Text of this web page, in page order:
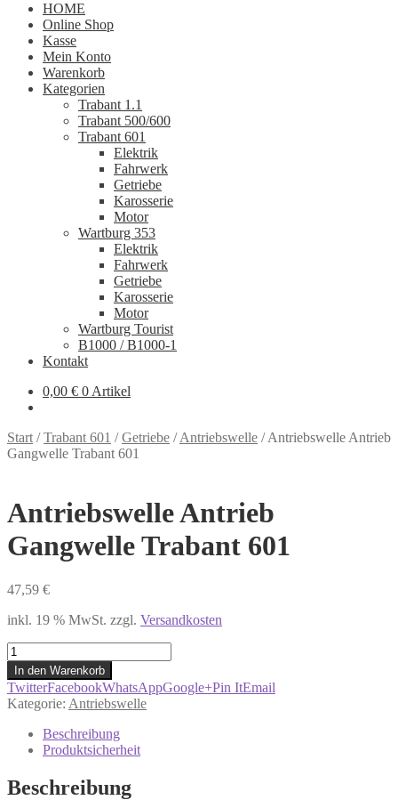
HOME
Online Shop
Kasse
Mein Konto
Warenkorb
Kategorien
Trabant 1.1
Trabant 500/600
Trabant 601
Elektrik
Fahrwerk
Getriebe
Karosserie
Motor
Wartburg 353
Elektrik
Fahrwerk
Getriebe
Karosserie
Motor
Wartburg Tourist
B1000 / B1000-1
Kontakt
0,00 € 0 Artikel
Start /Trabant 601 /Getriebe /Antriebswelle /Antriebswelle Antrieb
Gangwelle Trabant 601
Antriebswelle Antrieb
Gangwelle Trabant 601
47,59 €
inkl. 19 % MwSt. zzgl. Versandkosten
Antriebswelle
Antrieb
Gangwelle
Trabant
601
Menge
In den Warenkorb
TwitterFacebookWhatsAppGoogle+Pin ItEmail
Kategorie: Antriebswelle
Beschreibung
Produktsicherheit
Beschreibung